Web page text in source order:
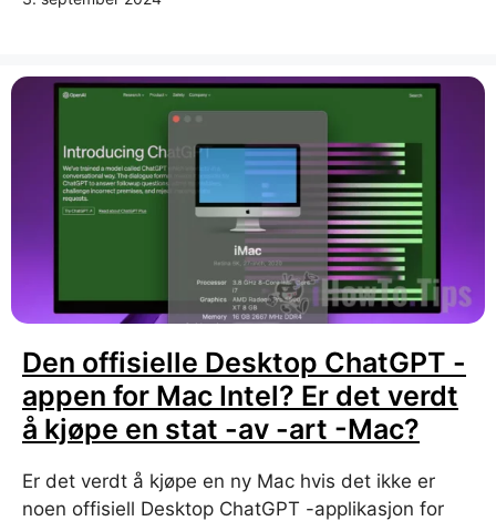
Den offisielle Desktop ChatGPT -
appen for Mac Intel? Er det verdt
å kjøpe en stat -av -art -Mac?
Er det verdt å kjøpe en ny Mac hvis det ikke er
noen offisiell Desktop ChatGPT -applikasjon for